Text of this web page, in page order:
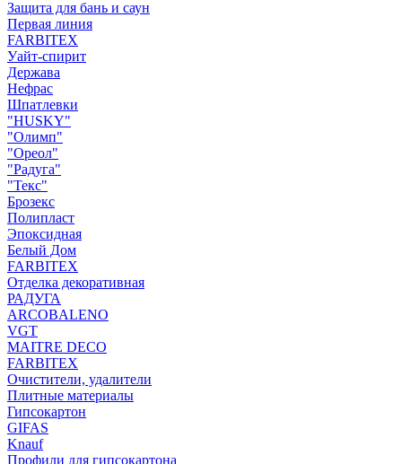
Защита для бань и саун
Первая линия
FARBITEX
Уайт-спирит
Держава
Нефрас
Шпатлевки
"HUSKY"
"Олимп"
"Ореол"
"Радуга"
"Текс"
Брозекс
Полипласт
Эпоксидная
Белый Дом
FARBITEX
Отделка декоративная
РАДУГА
ARCOBALENO
VGT
MAITRE DECO
FARBITEX
Очистители, удалители
Плитные материалы
Гипсокартон
GIFAS
Knauf
Профили для гипсокартона